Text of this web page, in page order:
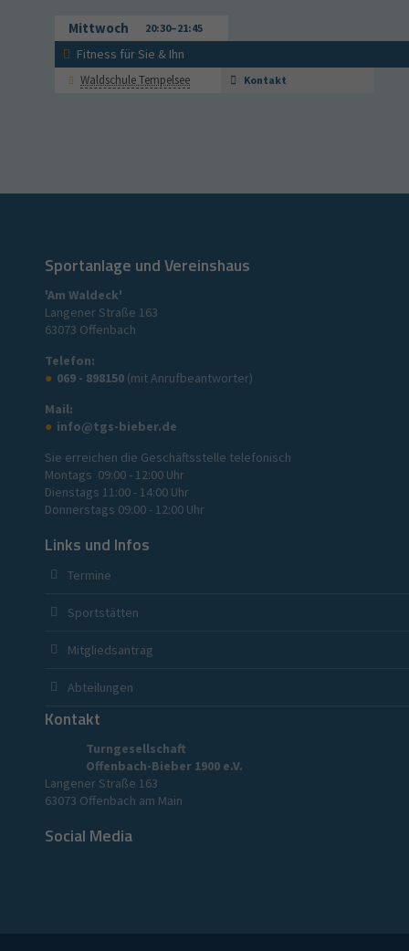
Mittwoch 20:30–21:45
Fitness für Sie & Ihn
Waldschule Tempelsee Kontakt
Julia Kopitzki
Sportanlage und Vereinshaus
'Am Waldeck'
Langener Straße 163
63073 Offenbach
Telefon:
069 - 898150 (mit Anrufbeantworter)
Mail:
info@tgs-bieber.de
Sie erreichen die Geschäftsstelle telefonisch
Montags 09:00 - 12:00 Uhr
Dienstags 11:00 - 14:00 Uhr
Donnerstags 09:00 - 12:00 Uhr
Links und Infos
Termine
Sportstätten
Mitgliedsantrag
Abteilungen
Kontakt
Turngesellschaft
Offenbach-Bieber 1900 e.V.
Langener Straße 163
63073 Offenbach am Main
Social Media